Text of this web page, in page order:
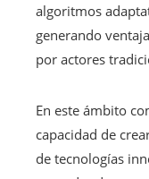
algoritmos
generando
por actores
En este ámbito
capacidad de
de tecnologías